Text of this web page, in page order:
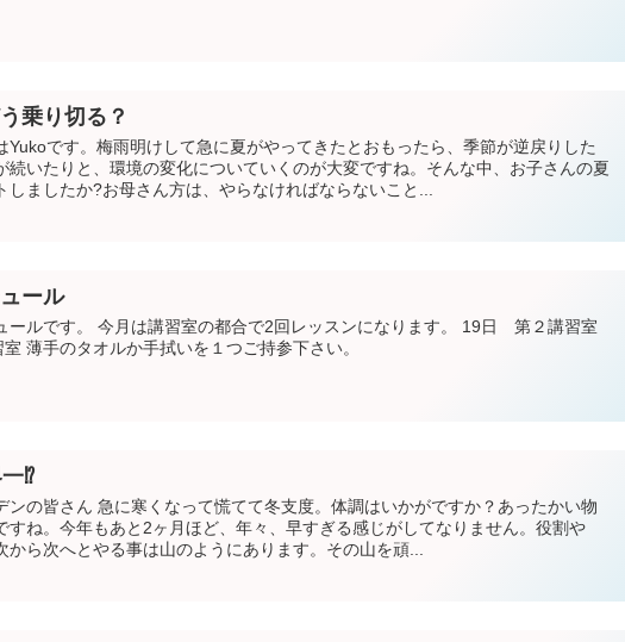
乗り切る？
Yukoです。梅雨明けして急に夏がやってきたとおもったら、季節が逆戻りした
続いたりと、環境の変化についていくのが大変ですね。そんな中、お子さんの夏
しましたか?お母さん方は、やらなければならないこと...
ール
ールです。 今月は講習室の都合で2回レッスンになります。 19日 第２講習室
薄手のタオルか手拭いを１つご持参下さい。
⁉︎
ンの皆さん 急に寒くなって慌てて冬支度。体調はいかがですか？あったかい物
すね。今年もあと2ヶ月ほど、年々、早すぎる感じがしてなりません。役割や
ら次へとやる事は山のようにあります。その山を頑...